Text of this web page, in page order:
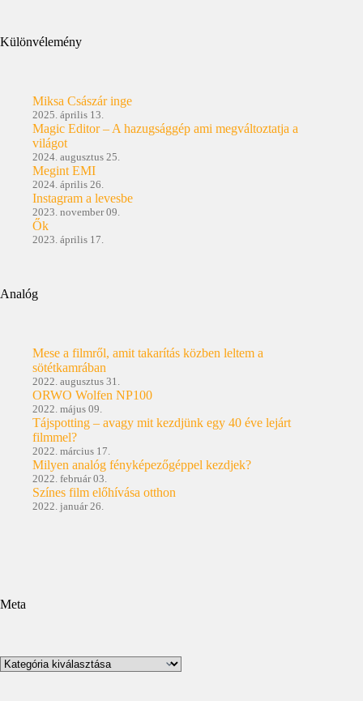
Különvélemény
Miksa Császár inge
2025. április 13.
Magic Editor – A hazugsággép ami megváltoztatja a
világot
2024. augusztus 25.
Megint EMI
2024. április 26.
Instagram a levesbe
2023. november 09.
Ők
2023. április 17.
Analóg
Mese a filmről, amit takarítás közben leltem a
sötétkamrában
2022. augusztus 31.
ORWO Wolfen NP100
2022. május 09.
Tájspotting – avagy mit kezdjünk egy 40 éve lejárt
filmmel?
2022. március 17.
Milyen analóg fényképezőgéppel kezdjek?
2022. február 03.
Színes film előhívása otthon
2022. január 26.
Meta
Kategóriák